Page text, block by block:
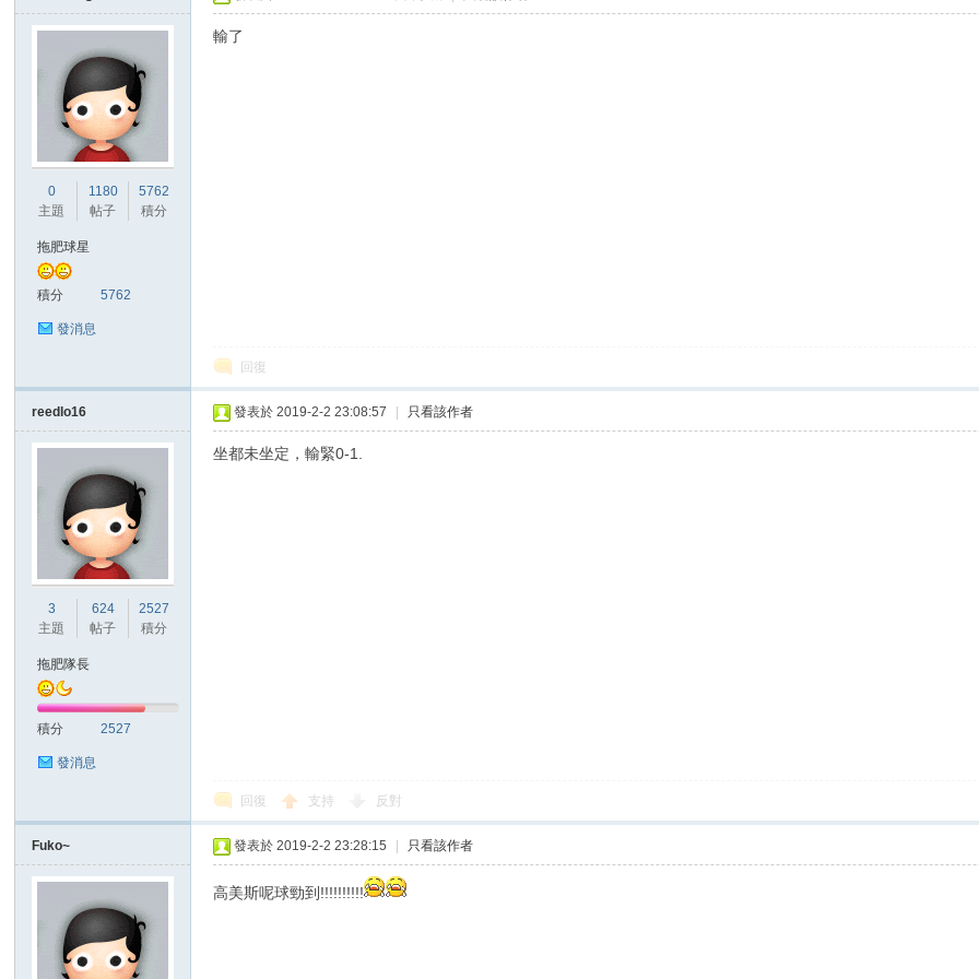
0
主題
1180
帖子
5762
積分
拖肥球星
積分 5762
發消息
輸了
回復
reedlo16
3
主題
624
帖子
2527
積分
拖肥隊長
積分 2527
發消息
發表於 2019-2-2 23:08:57 只看該作者
坐都未坐定，輸緊0-1.
回復 支持 反對
Fuko~ 發表於 2019-2-2 23:28:15 只看該作者
高美斯呢球勁到!!!!!!!!!!